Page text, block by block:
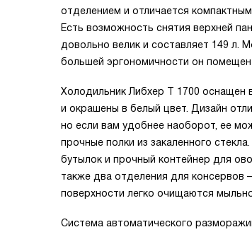
отделением и отличается
Есть возможность снятия верхней
довольно велик и составляет 149 л.
большей эргономичности он помещен
Холодильник Либхер T 1700 оснащен
и окрашены в белый цвет. Дизайн
но если вам удобнее наоборот, ее
прочные полки из закаленного
бутылок и прочный контейнер для
также два отделения для
поверхности легко очищаются
Система автоматического